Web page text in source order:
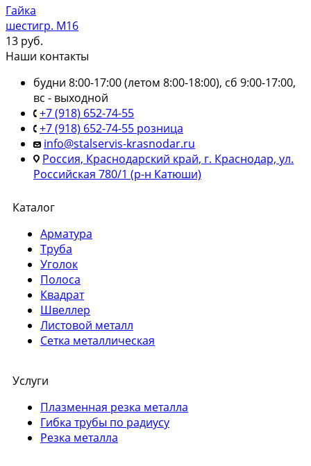
Гайка
шестигр. М16
13 руб.
Наши контакты
будни 8:00-17:00 (летом 8:00-18:00), сб 9:00-17:00,
вс - выходной
+7 (918) 652-74-55
+7 (918) 652-74-55 розница
info@stalservis-krasnodar.ru
Россия, Краснодарский край, г. Краснодар, ул.
Российская 780/1 (р-н Катюши)
Каталог
Арматура
Труба
Уголок
Полоса
Квадрат
Швеллер
Листовой металл
Сетка металлическая
Услуги
Плазменная резка металла
Гибка трубы по радиусу
Резка металла